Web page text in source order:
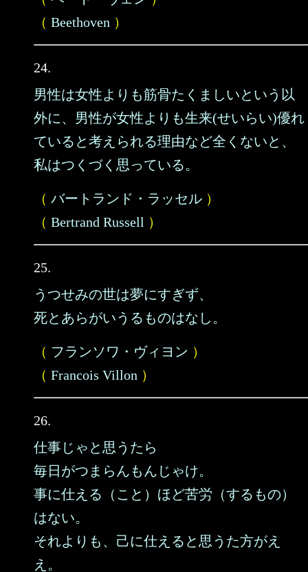
（ Beethoven ）
24.
男性は女性よりも筋骨たくましいという以
外に、男性が女性よりも生来(せいらい)優れ
ていると考えられる理由など全くないと、
私はつくづく思っている。
（ バートランド・ラッセル ）
（ Bertrand Russell ）
25.
うつせみの世は夢にすぎず、
死とあらがいうるものはなし。
（ フランソワ・ヴィヨン ）
（ Francois Villon ）
26.
仕事じゃと思うたら
毎日がつまらんもんじゃけ。
事に仕える（こと）ほど苦労（するもの）
はない。
それよりも、己に仕えると思うた方がえ
え。